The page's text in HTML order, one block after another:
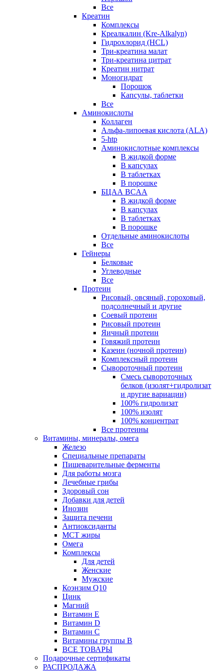
Все
Креатин
Комплексы
Креалкалин (Kre-Alkalyn)
Гидрохлорид (HCL)
Три-креатина малат
Три-креатина цитрат
Креатин нитрат
Моногидрат
Порошок
Капсулы, таблетки
Все
Аминокислоты
Коллаген
Альфа-липоевая кислота (ALA)
5-htp
Аминокислотные комплексы
В жидкой форме
В капсулах
В таблетках
В порошке
БЦАА BCAA
В жидкой форме
В капсулах
В таблетках
В порошке
Отдельные аминокислоты
Все
Гейнеры
Белковые
Углеводные
Все
Протеин
Рисовый, овсяный, гороховый,
подсолнечный и другие
Соевый протеин
Рисовый протеин
Яичный протеин
Говяжий протеин
Казеин (ночной протеин)
Комплексный протеин
Сывороточный протеин
Смесь сывороточных
белков (изолят+гидролизат
и другие вариации)
100% гидролизат
100% изолят
100% концентрат
Все протеины
Витамины, минералы, омега
Железо
Специальные препараты
Пищеварительные ферменты
Для работы мозга
Лечебные грибы
Здоровый сон
Добавки для детей
Инозин
Защита печени
Антиоксиданты
МСТ жиры
Омега
Комплексы
Для детей
Женские
Мужские
Коэнзим Q10
Цинк
Магний
Витамин Е
Витамин D
Витамин С
Витамины группы B
ВСЕ ТОВАРЫ
Подарочные сертификаты
РАСПРОДАЖА